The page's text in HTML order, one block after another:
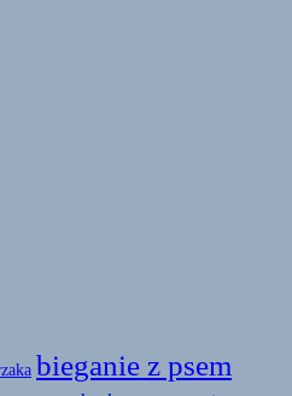
bieganie z psem